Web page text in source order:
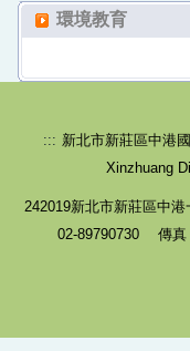
環境教育
::: 新北市新莊區中港
Xinzhuang
242019新北市新莊區中
02-89790730 傳